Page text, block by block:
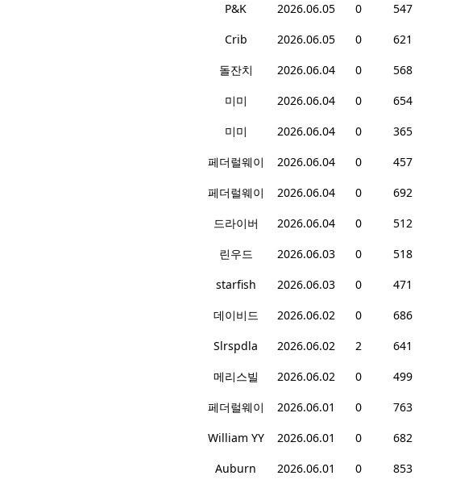
P&K 2026.06.05 0
547
Crib 2026.06.05 0
621
돌잔치 2026.06.04 0
568
미미 2026.06.04 0
654
미미 2026.06.04 0
365
페더럴웨이 2026.06.04 0
457
페더럴웨이 2026.06.04 0
692
드라이버 2026.06.04 0
512
린우드 2026.06.03 0
518
starfish 2026.06.03 0
471
데이비드 2026.06.02 0
686
Slrspdla 2026.06.02 2
641
메리스빌 2026.06.02 0
499
페더럴웨이 2026.06.01 0
763
William YY 2026.06.01 0
682
Auburn 2026.06.01 0
853